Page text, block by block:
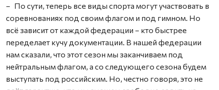
– По сути, теперь все виды спорта могут участвовать в
соревнованиях под своим флагом и под гимном. Но
всё зависит от каждой федерации – кто быстрее
переделает кучу документации. В нашей федерации
нам сказали, что этот сезон мы заканчиваем под
нейтральным флагом, а со следующего сезона будем
выступать под российским. Но, честно говоря, это не